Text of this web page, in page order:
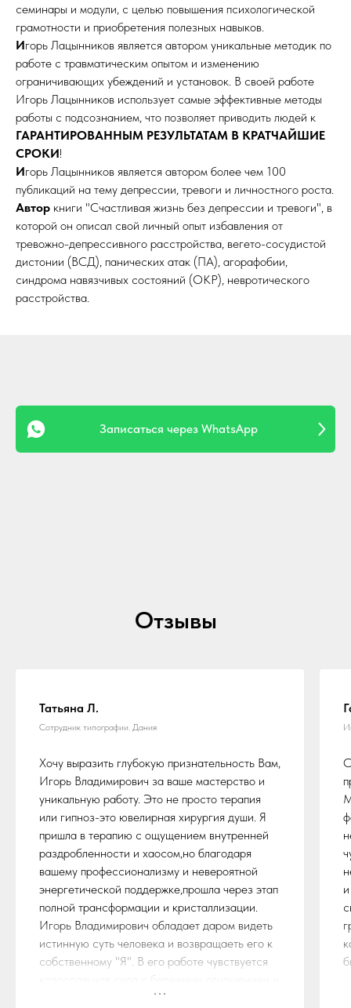
семинары и модули, с целью повышения психологической
грамотности и приобретения полезных навыков.
Игорь Лацынников является автором уникальные методик по
работе с травматическим опытом и изменению
ограничивающих убеждений и установок. В своей работе
Игорь Лацынников использует самые эффективные методы
работы с подсознанием, что позволяет приводить людей к
ГАРАНТИРОВАННЫМ РЕЗУЛЬТАТАМ В КРАТЧАЙШИЕ
СРОКИ!
Игорь Лацынников является автором более чем 100
публикаций на тему депрессии, тревоги и личностного роста.
Автор книги "Счастливая жизнь без депрессии и тревоги", в
которой он описал свой личный опыт избавления от
тревожно-депрессивного расстройства, вегето-сосудистой
дистонии (ВСД), панических атак (ПА), агорафобии,
синдрома навязчивых состояний (ОКР), невротического
расстройства.
Записаться через WhatsApp
Отзывы
Татьяна Л.
Сотрудник типографии. Дания
Хочу выразить глубокую признательность Вам,
Игорь Владимирович за ваше мастерство и
уникальную работу. Это не просто терапия
или гипноз-это ювелирная хирургия души. Я
пришла в терапию с ощущением внутренней
раздробленности и хаосом,но благодаря
вашему профессионализму и невероятной
энергетической поддержке,прошла через этап
полной трансформации и кристаллизации.
Игорь Владимирович обладает даром видеть
истинную суть человека и возвращаеть его к
собственному "Я". В его работе чувствуется
защитой,это помогает обрести опору и по-